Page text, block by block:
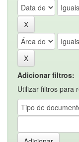
Adicionar filtros:
Utilizar filtros para